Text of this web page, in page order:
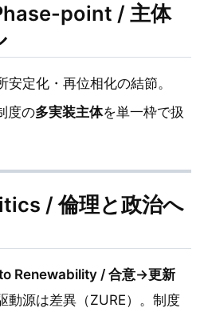
point / 主体
安定化・再位相化の結節。
度の多実装主体を単一枠で扱
/ 倫理と政治へ
Renewability / 合意→更新
動源は差異（ZURE）。制度